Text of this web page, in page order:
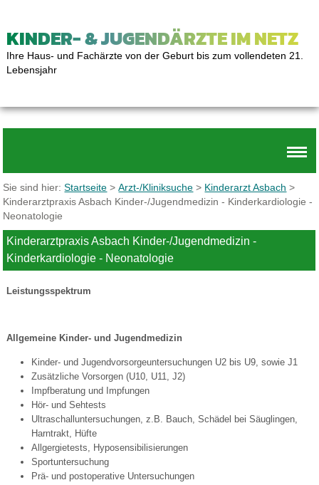
KINDER- & JUGENDÄRZTE IM NETZ
Ihre Haus- und Fachärzte von der Geburt bis zum vollendeten 21.
Lebensjahr
Sie sind hier:Startseite >Arzt-/Kliniksuche > Kinderarzt Asbach >
Kinderarztpraxis Asbach Kinder-/Jugendmedizin - Kinderkardiologie -
Neonatologie
Kinderarztpraxis Asbach Kinder-/Jugendmedizin -
Kinderkardiologie - Neonatologie
Leistungsspektrum
Allgemeine Kinder- und Jugendmedizin
Kinder- und Jugendvorsorgeuntersuchungen U2 bis U9, sowie J1
Zusätzliche Vorsorgen (U10, U11, J2)
Impfberatung und Impfungen
Hör- und Sehtests
Ultraschalluntersuchungen, z.B. Bauch, Schädel bei Säuglingen,
Harntrakt, Hüfte
Allgergietests, Hyposensibilisierungen
Sportuntersuchung
Prä- und postoperative Untersuchungen